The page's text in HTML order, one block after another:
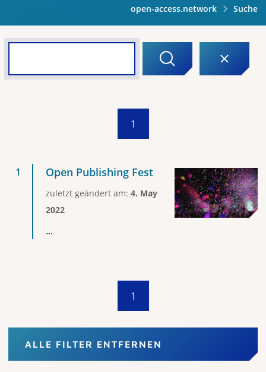
open-access.network Suche
1
Open Publishing Fest
zuletzt geändert am: 4. May
2022
...
1
ALLE FILTER ENTFERNEN